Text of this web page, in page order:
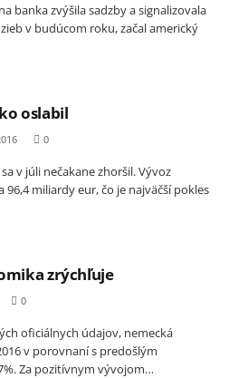
banka zvýšila sadzby a signalizovala
v budúcom roku, začal americký
oslabil
0
v júli nečakane zhoršil. Vývoz
96,4 miliardy eur, čo je najväčší pokles
zrýchľuje
0
oficiálnych údajov, nemecká
v porovnaní s predošlým
Za pozitívnym vývojom…